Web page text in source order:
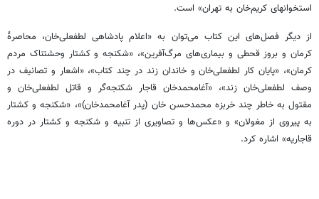
استخوانهای کریم‌خان به تهران» است.
از دیگر فصل‌های این کتاب می‌توان به «اعلام پادشاهی لطفعلی‌خان، محاصرۀ
کرمان و بروز قحطی و بیماری‌های مرگ‌آفرین»، «شکنجه و کشتار وحشتناک مردم
کرمان»، «پایان کار لطفعلی‌خان و خاندان زند در چند کتاب»، «اشعار و تصانیف در
وصف لطفعلی‌خان زند»، «آغامحمدخان قاجار شکنجه‌گر و قاتل لطفعلی‌خان و
مقتول به خاطر چند خربزه محمدحسن خان (پدر آغامحمدخان)»، «شکنجه و کشتار
به پیروی از مغولان» و «عکس‌ها و تصاویری از تنبیه و شکنجه و کشتار در دوره
قاجاریه» اشاره کرد.